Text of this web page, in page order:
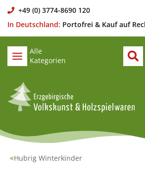
+49 (0) 3774-8690 120
In Deutschland: Portofrei & Kauf auf
Alle
Kategorien
Hubrig Winterkinder